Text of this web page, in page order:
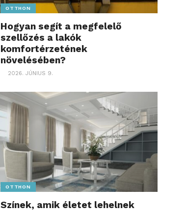
OTTHON
Hogyan segít a megfelelő
szellőzés a lakók
komfortérzetének
növelésében?
2026. JÚNIUS 9.
OTTHON
Színek, amik életet lehelnek